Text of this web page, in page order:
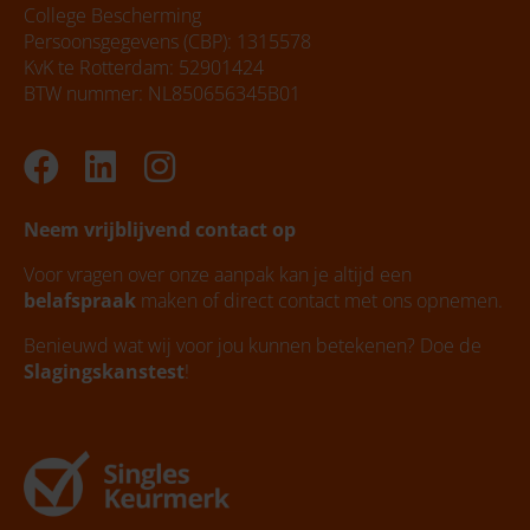
College Bescherming
Persoonsgegevens (CBP): 1315578
KvK te Rotterdam: 52901424
BTW nummer: NL850656345B01
Facebook
LinkedinInstagram
Neem vrijblijvend contact op
Voor vragen over onze aanpak kan je altijd een
belafspraak maken of direct contact met ons opnemen.
Benieuwd wat wij voor jou kunnen betekenen? Doe de
Slagingskanstest!